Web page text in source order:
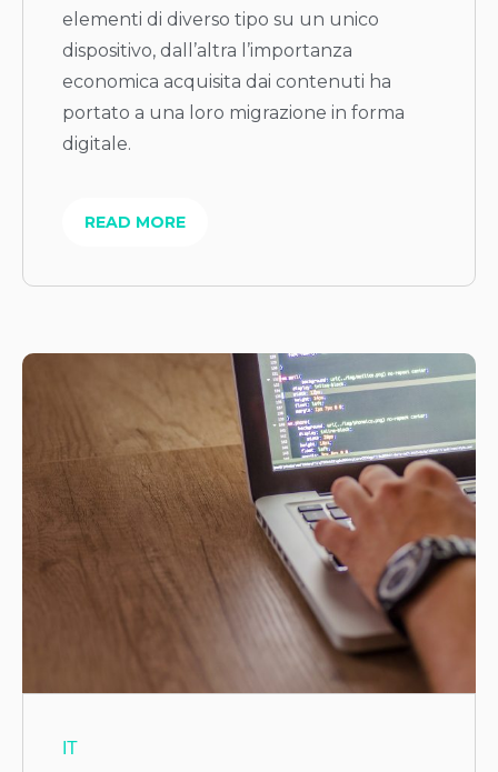
elementi di diverso tipo su un unico
dispositivo, dall’altra l’importanza
economica acquisita dai contenuti ha
portato a una loro migrazione in forma
digitale.
READ MORE
IT